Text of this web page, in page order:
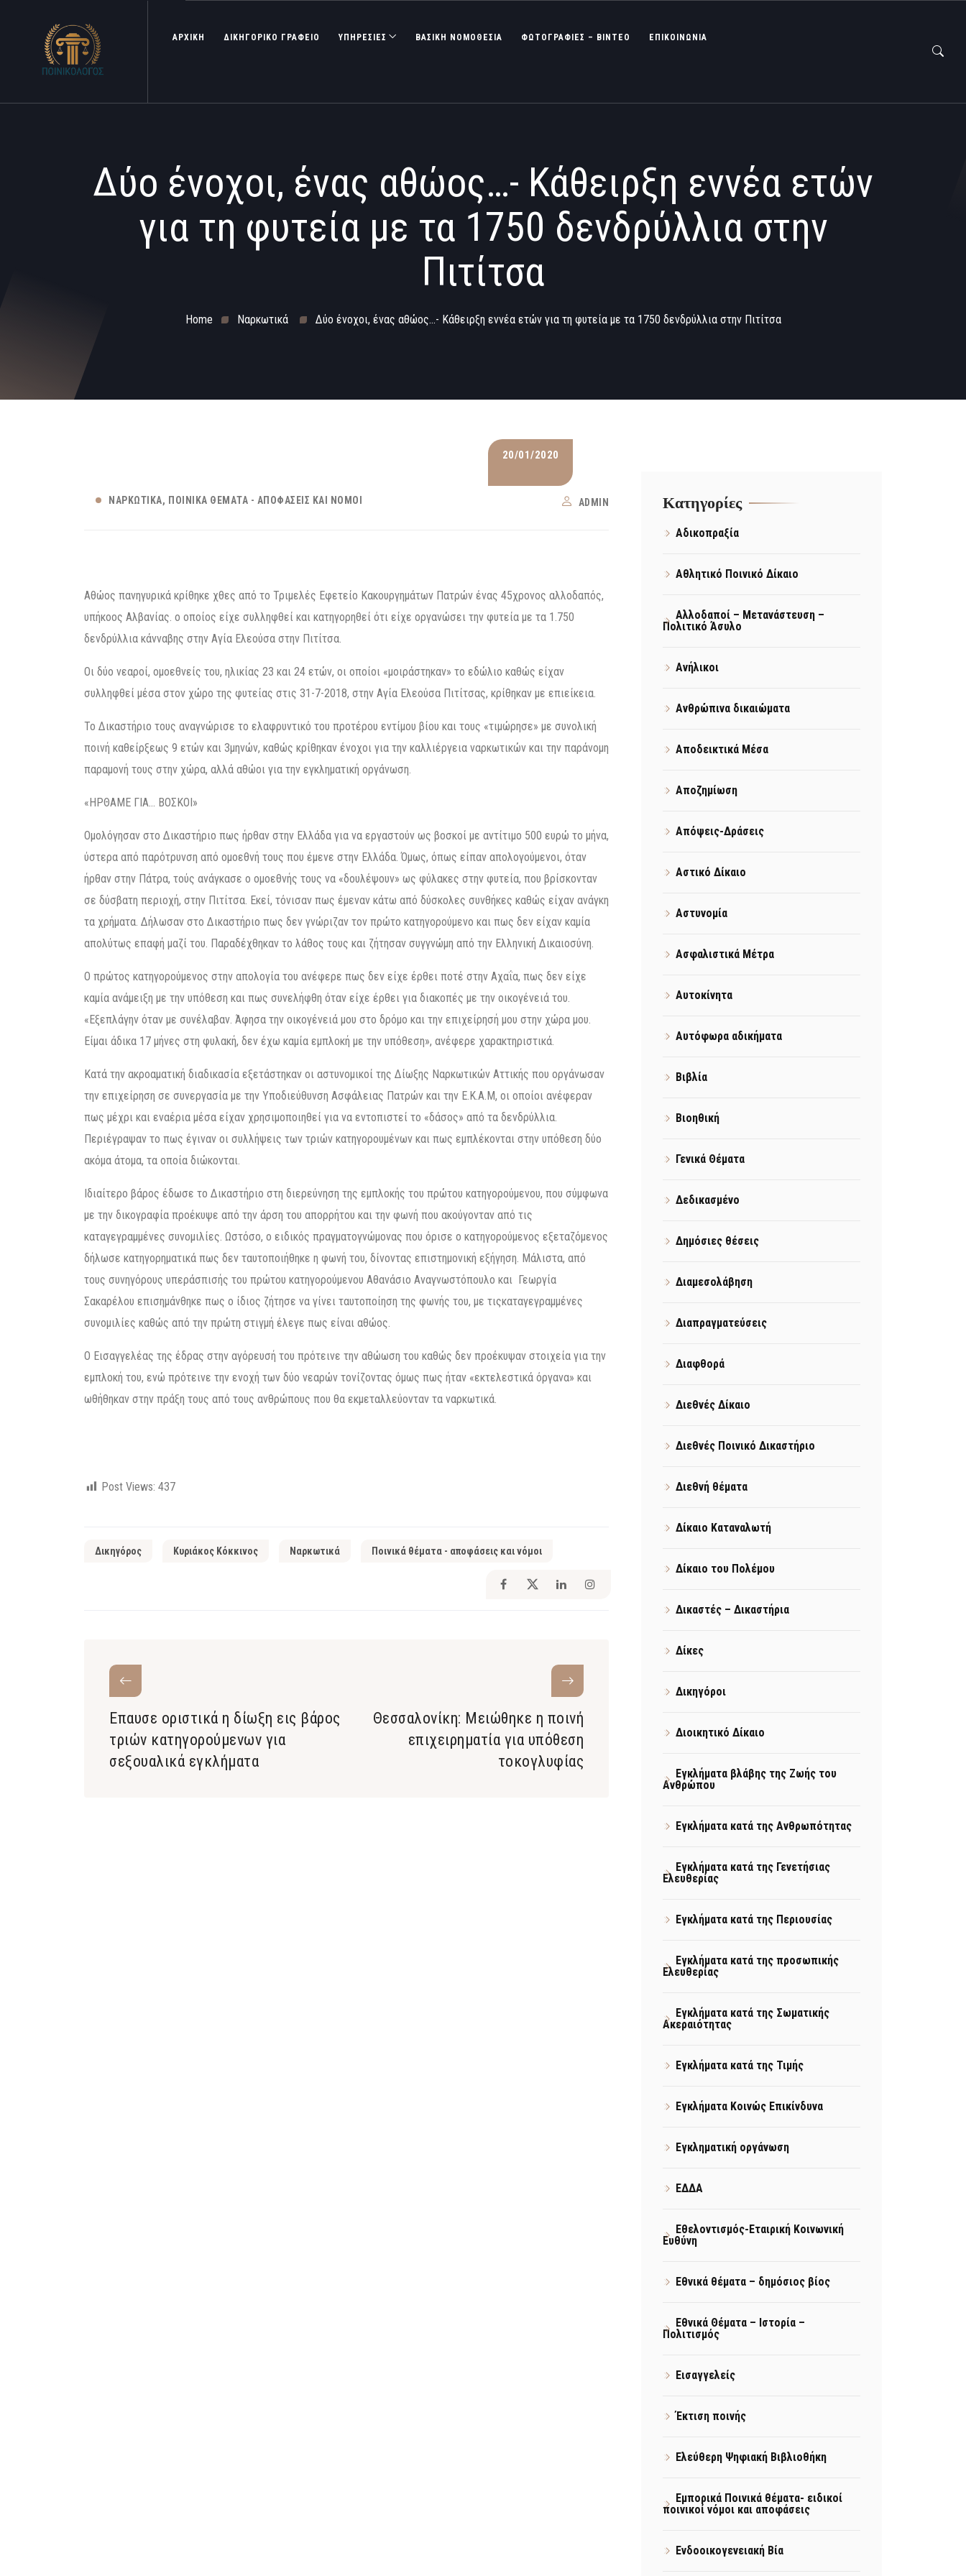
ΑΡΧΙΚΗ ΔΙΚΗΓΟΡΙΚΟ ΓΡΑΦΕΙΟ ΥΠΗΡΕΣΙΕΣ ΒΑΣΙΚΉ ΝΟΜΟΘΕΣΊΑ ΦΩΤΟΓΡΑΦΊΕΣ – ΒΊΝΤΕΟ ΕΠΙΚΟΙΝΩΝΙΑ
Δύο ένοχοι, ένας αθώος…- Κάθειρξη εννέα ετών
για τη φυτεία με τα 1750 δενδρύλλια στην
Πιτίτσα
Home Ναρκωτικά Δύο ένοχοι, ένας αθώος…- Κάθειρξη εννέα ετών για τη φυτεία με τα 1750 δενδρύλλια στην Πιτίτσα
20/01/2020
ΝΑΡΚΩΤΙΚΆ ΠΟΙΝΙΚΆ ΘΈΜΑΤΑ - ΑΠΟΦΆΣΕΙΣ ΚΑΙ ΝΌΜΟΙ ADMIN
Αθώος πανηγυρικά κρίθηκε χθες από το Τριμελές Εφετείο Κακουργημάτων Πατρών ένας 45χρονος αλλοδαπός,
υπήκοος Αλβανίας. ο οποίος είχε συλληφθεί και κατηγορηθεί ότι είχε οργανώσει την φυτεία με τα 1.750
δενδρύλλια κάνναβης στην Αγία Ελεούσα στην Πιτίτσα.
Οι δύο νεαροί, ομοεθνείς του, ηλικίας 23 και 24 ετών, οι οποίοι «μοιράστηκαν» το εδώλιο καθώς είχαν
συλληφθεί μέσα στον χώρο της φυτείας στις 31-7-2018, στην Αγία Ελεούσα Πιτίτσας, κρίθηκαν με επιείκεια.
Το Δικαστήριο τους αναγνώρισε το ελαφρυντικό του προτέρου εντίμου βίου και τους «τιμώρησε» με συνολική
ποινή καθείρξεως 9 ετών και 3μηνών, καθώς κρίθηκαν ένοχοι για την καλλιέργεια ναρκωτικών και την παράνομη
παραμονή τους στην χώρα, αλλά αθώοι για την εγκληματική οργάνωση.
«ΗΡΘΑΜΕ ΓΙΑ… ΒΟΣΚΟΙ»
Ομολόγησαν στο Δικαστήριο πως ήρθαν στην Ελλάδα για να εργαστούν ως βοσκοί με αντίτιμο 500 ευρώ το μήνα,
ύστερα από παρότρυνση από ομοεθνή τους που έμενε στην Ελλάδα. Όμως, όπως είπαν απολογούμενοι, όταν
ήρθαν στην Πάτρα, τούς ανάγκασε ο ομοεθνής τους να «δουλέψουν» ως φύλακες στην φυτεία, που βρίσκονταν
σε δύσβατη περιοχή, στην Πιτίτσα. Εκεί, τόνισαν πως έμεναν κάτω από δύσκολες συνθήκες καθώς είχαν ανάγκη
τα χρήματα. Δήλωσαν στο Δικαστήριο πως δεν γνώριζαν τον πρώτο κατηγορούμενο και πως δεν είχαν καμία
απολύτως επαφή μαζί του. Παραδέχθηκαν το λάθος τους και ζήτησαν συγγνώμη από την Ελληνική Δικαιοσύνη.
Ο πρώτος κατηγορούμενος στην απολογία του ανέφερε πως δεν είχε έρθει ποτέ στην Αχαΐα, πως δεν είχε
καμία ανάμειξη με την υπόθεση και πως συνελήφθη όταν είχε έρθει για διακοπές με την οικογένειά του.
«Εξεπλάγην όταν με συνέλαβαν. Άφησα την οικογένειά μου στο δρόμο και την επιχείρησή μου στην χώρα μου.
Είμαι άδικα 17 μήνες στη φυλακή, δεν έχω καμία εμπλοκή με την υπόθεση», ανέφερε χαρακτηριστικά.
Κατά την ακροαματική διαδικασία εξετάστηκαν οι αστυνομικοί της Δίωξης Ναρκωτικών Αττικής που οργάνωσαν
την επιχείρηση σε συνεργασία με την Υποδιεύθυνση Ασφάλειας Πατρών και την Ε.Κ.Α.Μ, οι οποίοι ανέφεραν
πως μέχρι και εναέρια μέσα είχαν χρησιμοποιηθεί για να εντοπιστεί το «δάσος» από τα δενδρύλλια.
Περιέγραψαν το πως έγιναν οι συλλήψεις των τριών κατηγορουμένων και πως εμπλέκονται στην υπόθεση δύο
ακόμα άτομα, τα οποία διώκονται.
Ιδιαίτερο βάρος έδωσε το Δικαστήριο στη διερεύνηση της εμπλοκής του πρώτου κατηγορούμενου, που σύμφωνα
με την δικογραφία προέκυψε από την άρση του απορρήτου και την φωνή που ακούγονταν από τις
καταγεγραμμένες συνομιλίες. Ωστόσο, ο ειδικός πραγματογνώμονας που όρισε ο κατηγορούμενος εξεταζόμενος
δήλωσε κατηγορηματικά πως δεν ταυτοποιήθηκε η φωνή του, δίνοντας επιστημονική εξήγηση. Μάλιστα, από
τους συνηγόρους υπεράσπισής του πρώτου κατηγορούμενου Αθανάσιο Αναγνωστόπουλο και Γεωργία
Σακαρέλου επισημάνθηκε πως ο ίδιος ζήτησε να γίνει ταυτοποίηση της φωνής του, με τιςκαταγεγραμμένες
συνομιλίες καθώς από την πρώτη στιγμή έλεγε πως είναι αθώος.
Ο Εισαγγελέας της έδρας στην αγόρευσή του πρότεινε την αθώωση του καθώς δεν προέκυψαν στοιχεία για την
εμπλοκή του, ενώ πρότεινε την ενοχή των δύο νεαρών τονίζοντας όμως πως ήταν «εκτελεστικά όργανα» και
ωθήθηκαν στην πράξη τους από τους ανθρώπους που θα εκμεταλλεύονταν τα ναρκωτικά.
Post Views: 437
Δικηγόρος Κυριάκος Κόκκινος Ναρκωτικά Ποινικά θέματα - αποφάσεις και νόμοι
Επαυσε οριστικά η δίωξη εις βάρος
τριών κατηγορούμενων για
σεξουαλικά εγκλήματα
Θεσσαλονίκη: Μειώθηκε η ποινή
επιχειρηματία για υπόθεση
τοκογλυφίας
Kατηγορίες
Αδικοπραξία
Αθλητικό Ποινικό Δίκαιο
Αλλοδαποί – Μετανάστευση –
Πολιτικό Άσυλο
Ανήλικοι
Ανθρώπινα δικαιώματα
Αποδεικτικά Μέσα
Αποζημίωση
Απόψεις-Δράσεις
Αστικό Δίκαιο
Αστυνομία
Ασφαλιστικά Μέτρα
Αυτοκίνητα
Αυτόφωρα αδικήματα
Βιβλία
Βιοηθική
Γενικά Θέματα
Δεδικασμένο
Δημόσιες θέσεις
Διαμεσολάβηση
Διαπραγματεύσεις
Διαφθορά
Διεθνές Δίκαιο
Διεθνές Ποινικό Δικαστήριο
Διεθνή θέματα
Δίκαιο Καταναλωτή
Δίκαιο του Πολέμου
Δικαστές – Δικαστήρια
Δίκες
Δικηγόροι
Διοικητικό Δίκαιο
Εγκλήματα βλάβης της Ζωής του
Ανθρώπου
Εγκλήματα κατά της Ανθρωπότητας
Εγκλήματα κατά της Γενετήσιας
Ελευθερίας
Εγκλήματα κατά της Περιουσίας
Εγκλήματα κατά της προσωπικής
Ελευθερίας
Εγκλήματα κατά της Σωματικής
Ακεραιότητας
Εγκλήματα κατά της Τιμής
Εγκλήματα Κοινώς Επικίνδυνα
Εγκληματική οργάνωση
ΕΔΔΑ
Εθελοντισμός-Εταιρική Κοινωνική
Ευθύνη
Εθνικά θέματα – δημόσιος βίος
Εθνικά Θέματα – Ιστορία –
Πολιτισμός
Εισαγγελείς
Έκτιση ποινής
Ελεύθερη Ψηφιακή Βιβλιοθήκη
Εμπορικά Ποινικά θέματα- ειδικοί
ποινικοί νόμοι και αποφάσεις
Ενδοοικογενειακή Βία